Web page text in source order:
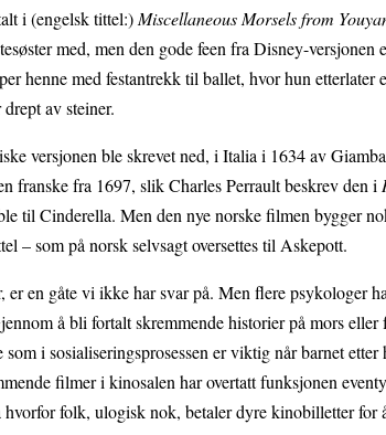
i (engelsk tittel:)Miscellaneous Morsels from
med, men den gode feen fra Disney-
henne med festantrekk til ballet, hvor hun etterlater
drept av steiner.
versjonen ble skrevet ned, i Italia i 1634 av
franske fra 1697, slik Charles Perrault beskrev den i
til Cinderella. Men den nye norske filmen bygger
– som på norsk selvsagt oversettes til Askepott.
en gåte vi ikke har svar på. Men flere psykologer
å bli fortalt skremmende historier på mors
i sosialiseringsprosessen er viktig når barnet
filmer i kinosalen har overtatt funksjonen
folk, ulogisk nok, betaler dyre kinobilletter for